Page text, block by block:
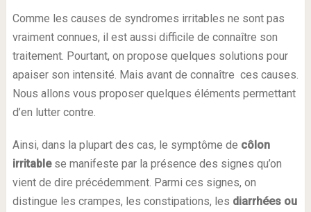
Comme les causes de syndromes irritables ne sont pas
vraiment connues, il est aussi difficile de connaître son
traitement. Pourtant, on propose quelques solutions pour
apaiser son intensité. Mais avant de connaître ces causes.
Nous allons vous proposer quelques éléments permettant
d’en lutter contre.
Ainsi, dans la plupart des cas, le symptôme de côlon
irritablese manifeste par la présence des signes qu’on
vient de dire précédemment. Parmi ces signes, on
distingue les crampes, les constipations, les diarrhées ou